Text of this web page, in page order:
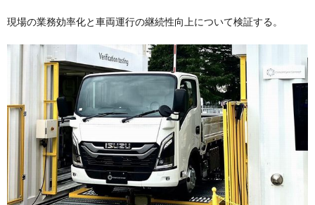
現場の業務効率化と車両運行の継続性向上について検証する。